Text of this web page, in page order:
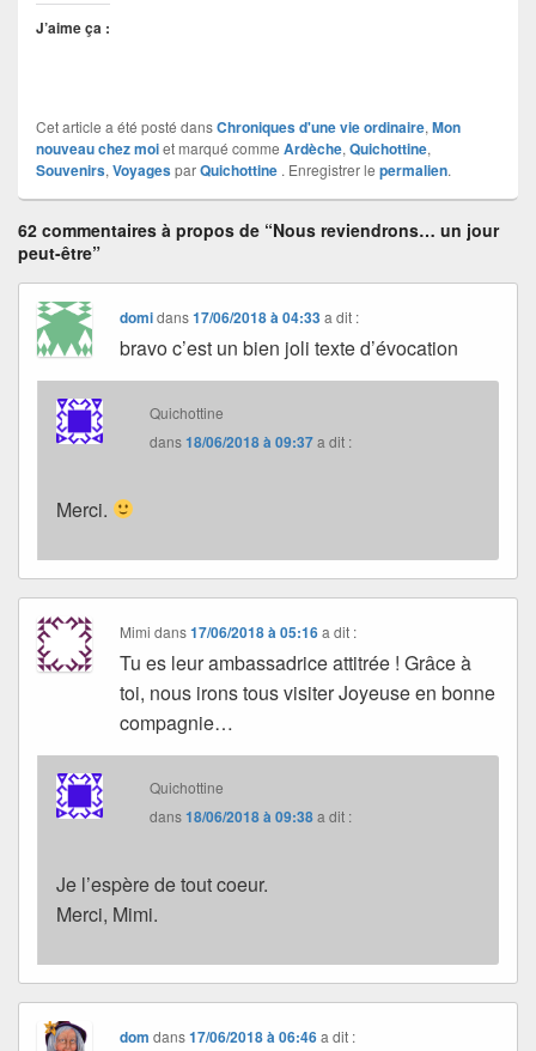
J’aime ça :
Cet article a été posté dansChroniques d'une vie ordinaire, Mon
nouveau chez moiet marqué comme Ardèche, Quichottine,
Souvenirs, VoyagesparQuichottine . Enregistrer le permalien.
62 commentaires à propos de “Nous reviendrons… un jour
peut-être”
domidans17/06/2018 à 04:33 a dit :
bravo c’est un bien joli texte d’évocation
Quichottine
dans18/06/2018 à 09:37a dit :
Merci.
Mimi dans17/06/2018 à 05:16 a dit :
Tu es leur ambassadrice attitrée ! Grâce à
toi, nous irons tous visiter Joyeuse en bonne
compagnie…
Quichottine
dans18/06/2018 à 09:38a dit :
Je l’espère de tout coeur.
Merci, Mimi.
dom dans17/06/2018 à 06:46 a dit :